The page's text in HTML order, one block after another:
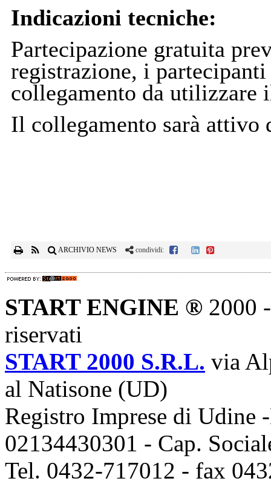
Indicazioni tecniche:
Partecipazione gratuita
registrazione, i
collegamento da utilizzare
Il collegamento sarà attivo
ARCHIVIO NEWS condividi:
START ENGINE ® 2000
riservati
START 2000 S.R.L. via
al Natisone (UD)
Registro Imprese di Udine
02134430301 - Cap.
Tel. 0432-717012 - fax